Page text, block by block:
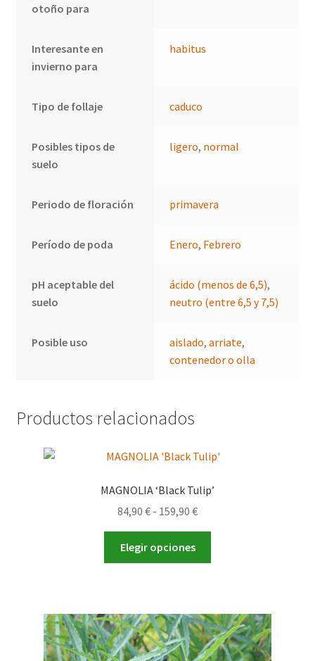
otoño para
Interesante en
invierno para
habitus
Tipo de follaje caduco
Posibles tipos de
suelo
ligero, normal
Periodo de floración primavera
Período de poda Enero, Febrero
pH aceptable del
suelo
ácido (menos de 6,5),
neutro (entre 6,5 y 7,5)
Posible uso aislado,arriate,
contenedor o olla
Productos relacionados
MAGNOLIA ‘Black Tulip’
84,90 € - 159,90 €Rango
de
desde
159,90 €
Elegir opciones
Las
opciones